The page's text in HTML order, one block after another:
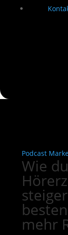
Podcast
Wie
mehr